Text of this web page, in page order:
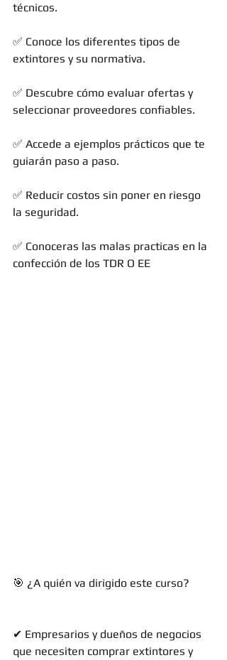
técnicos.
✅ Conoce los diferentes tipos de
extintores y su normativa.
✅ Descubre cómo evaluar ofertas y
seleccionar proveedores confiables.
✅ Accede a ejemplos prácticos que te
guiarán paso a paso.
✅ Reducir costos sin poner en riesgo
la seguridad.
✅ Conoceras las malas practicas en la
confección de los TDR O EE
🎯 ¿A quién va dirigido este curso?
✔ Empresarios y dueños de negocios
que necesiten comprar extintores y